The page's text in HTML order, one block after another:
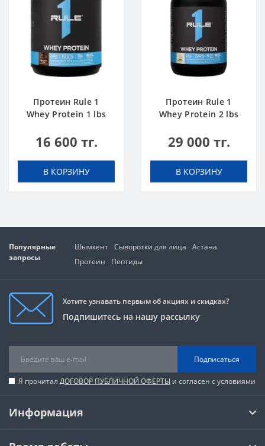
Протеин Rule 1
Whey Protein 1 lbs
16 600 тг.
В КОРЗИНУ
Протеин Rule 1
Whey Protein 2 lbs
Мороженое
29 000 тг.
В КОРЗИНУ
Популярные
запросы
Шымкент Сыворотки для лица
Астана
Протеин
Пептиды
Хотите узнавать первым об акциях и скидках?
Подпишитесь на нашу рассылку
Подписаться
Я прочитал ДОГОВОР ПУБЛИЧНОЙ ОФЕРТЫ и согласен с условиями
Информация